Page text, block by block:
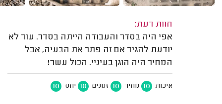
חוות דעת:
אפי היה בסדר והעבודה הייתה בסדר. עוד לא
יודעת להגיד אם זה פתר את הבעיה, אבל
המחיר היה הוגן בעיניי. הכול עשר!
איכות 10 מחיר 10 זמנים 10 יחס 10